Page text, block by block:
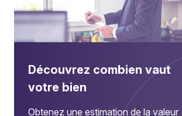
Découvrez combien vaut
votre bien
Obtenez une estimation de la valeur